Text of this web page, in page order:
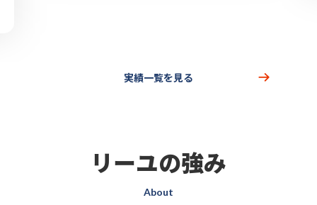
実績一覧を見る
リーユの強み
About